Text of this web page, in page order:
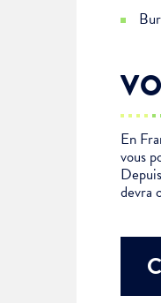
En
vous
devra